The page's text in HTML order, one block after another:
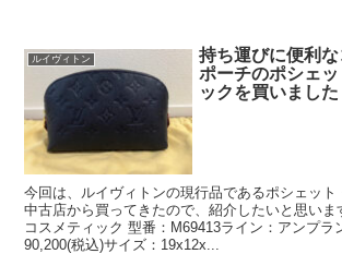
ルイヴィトン
持ち運びに便利
ポーチのポシェ
ックを買いました
今回は、ルイヴィトンの現行品であるポシェット
中古店から買ってきたので、紹介したいと思いま
コスメティック 型番：M69413ライン：アンプラ
90,200(税込)サイズ：19x12x...